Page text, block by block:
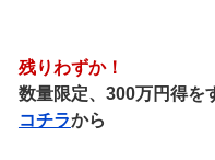
残りわずか！
数量限定、300万円得を
コチラから